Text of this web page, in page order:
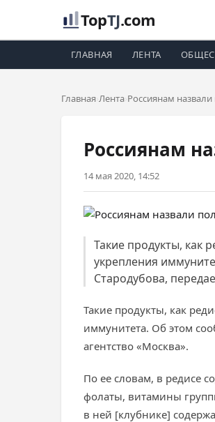
TopTJ.com
ГЛАВНАЯ ЛЕНТА
Главная Лента Россиянам
Россиянам
14 мая 2020, 14:52
Такие продукты, как
укрепления
Стародубова,
Такие продукты, как
иммунитета. Об этом
агентство «Москва».
По ее словам, в редисе
фолаты, витамины
в ней [клубнике]